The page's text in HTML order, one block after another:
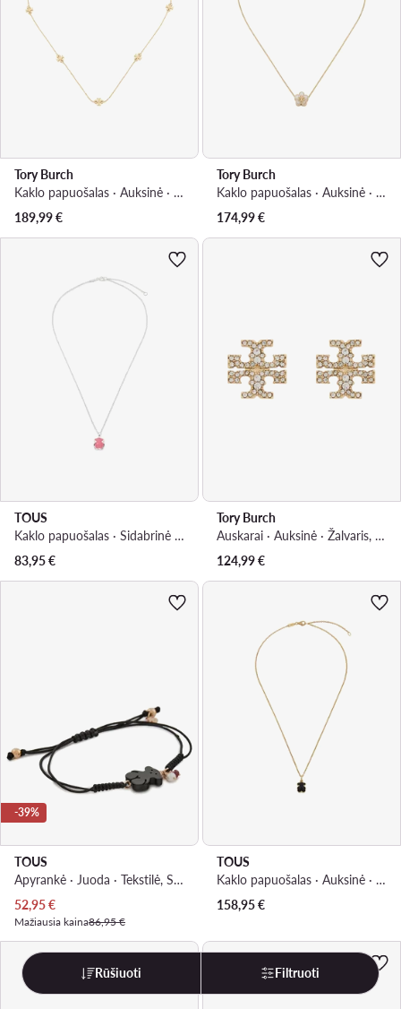
Tory Burch
Kaklo papuošalas · Auksinė · Metalas
189,99€
Tory Burch
Kaklo papuošalas · Auksinė · Paauksuotas žalvaris
174,99€
TOUS
Kaklo papuošalas · Sidabrinė · Sidabras 925
83,95€
Tory Burch
Auskarai · Auksinė · Žalvaris, Stiklas
124,99€
-39%
TOUS
Apyrankė · Juoda · Tekstilė, Sidabras 925
Dabartinė kaina
52,95€
Mažiausia kaina86,95 €
TOUS
Kaklo papuošalas · Auksinė · Paauksuotas sidabras
158,95€
Rūšiuoti Filtruoti